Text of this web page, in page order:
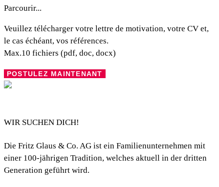
Parcourir...
Veuillez télécharger votre lettre de motivation, votre CV et,
le cas échéant, vos références.
Max.10 fichiers (pdf, doc, docx)
WIR SUCHEN DICH!
Die Fritz Glaus & Co. AG ist ein Familienunternehmen mit
einer 100-jährigen Tradition, welches aktuell in der dritten
Generation geführt wird.